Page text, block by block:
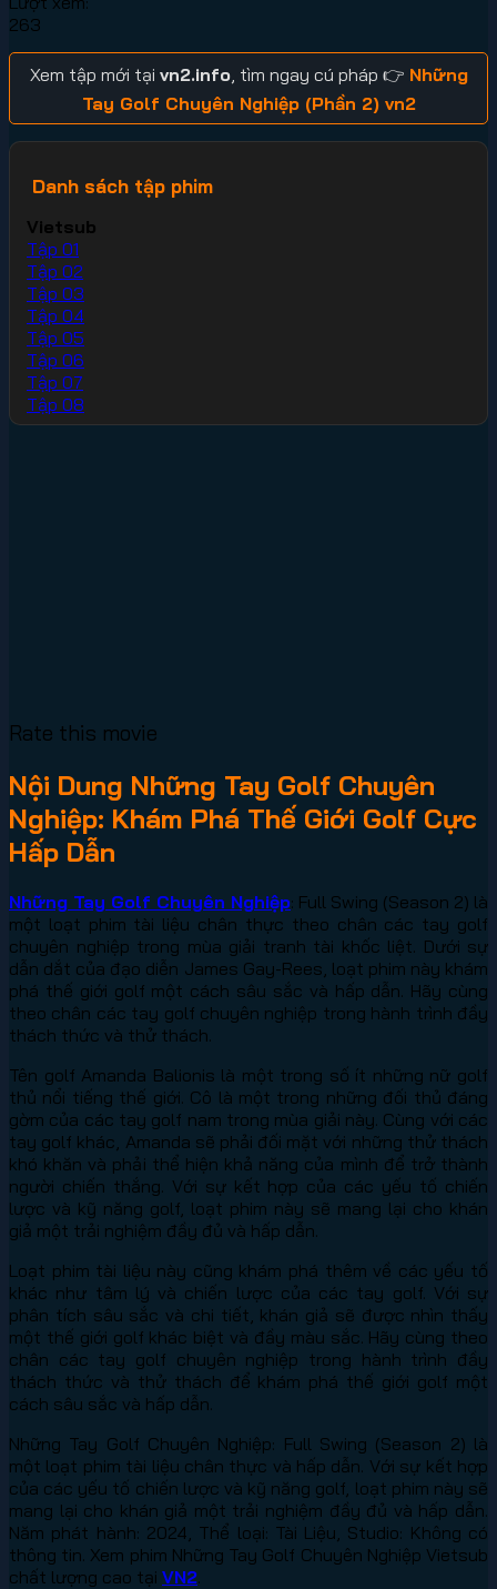
263
Xem tập mới tại vn2.info, tìm ngay cú pháp 👉 Những
Tay Golf Chuyên Nghiệp (Phần 2) vn2
Danh sách tập phim
Vietsub
Tập 01
Tập 02
Tập 03
Tập 04
Tập 05
Tập 06
Tập 07
Tập 08
Rate this movie
Nội Dung Những Tay Golf Chuyên
Nghiệp: Khám Phá Thế Giới Golf Cực
Hấp Dẫn
Những Tay Golf Chuyên Nghiệp: Full Swing (Season 2) là
một loạt phim tài liệu chân thực theo chân các tay golf
chuyên nghiệp trong mùa giải tranh tài khốc liệt. Dưới sự
dẫn dắt của đạo diễn James Gay-Rees, loạt phim này khám
phá thế giới golf một cách sâu sắc và hấp dẫn. Hãy cùng
theo chân các tay golf chuyên nghiệp trong hành trình đầy
thách thức và thử thách.
Tên golf Amanda Balionis là một trong số ít những nữ golf
thủ nổi tiếng thế giới. Cô là một trong những đối thủ đáng
gờm của các tay golf nam trong mùa giải này. Cùng với các
tay golf khác, Amanda sẽ phải đối mặt với những thử thách
khó khăn và phải thể hiện khả năng của mình để trở thành
người chiến thắng. Với sự kết hợp của các yếu tố chiến
lược và kỹ năng golf, loạt phim này sẽ mang lại cho khán
giả một trải nghiệm đầy đủ và hấp dẫn.
Loạt phim tài liệu này cũng khám phá thêm về các yếu tố
khác như tâm lý và chiến lược của các tay golf. Với sự
phân tích sâu sắc và chi tiết, khán giả sẽ được nhìn thấy
một thế giới golf khác biệt và đầy màu sắc. Hãy cùng theo
chân các tay golf chuyên nghiệp trong hành trình đầy
thách thức và thử thách để khám phá thế giới golf một
cách sâu sắc và hấp dẫn.
Những Tay Golf Chuyên Nghiệp: Full Swing (Season 2) là
một loạt phim tài liệu chân thực và hấp dẫn. Với sự kết hợp
của các yếu tố chiến lược và kỹ năng golf, loạt phim này sẽ
mang lại cho khán giả một trải nghiệm đầy đủ và hấp dẫn.
Năm phát hành: 2024, Thể loại: Tài Liệu, Studio: Không có
thông tin. Xem phim Những Tay Golf Chuyên Nghiệp Vietsub
chất lượng cao tại VN2.